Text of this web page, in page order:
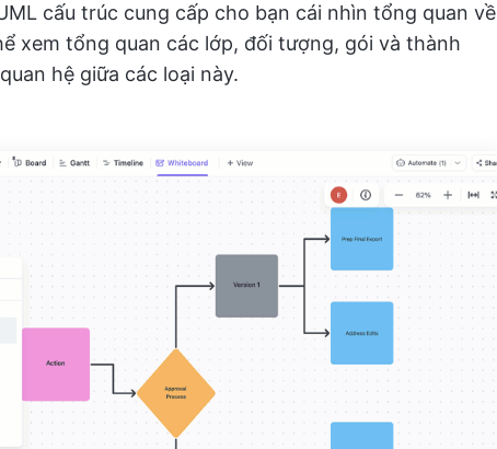
cấu trúc cung cấp cho bạn cái nhìn tổng quan về
xem tổng quan các lớp, đối tượng, gói và thành
hệ giữa các loại này.